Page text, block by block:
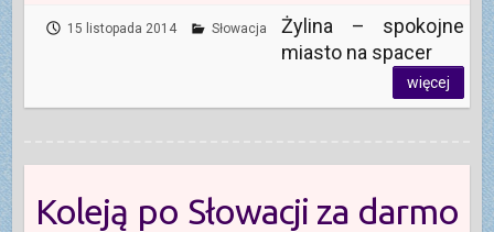
15 listopada 2014 Słowacja
Żylina – spokojne
miasto na spacer
więcej
Koleją po Słowacji za darmo